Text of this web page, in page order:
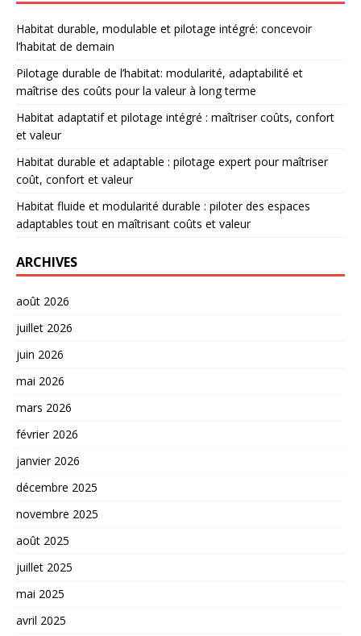
Habitat durable, modulable et pilotage intégré: concevoir
l’habitat de demain
Pilotage durable de l’habitat: modularité, adaptabilité et
maîtrise des coûts pour la valeur à long terme
Habitat adaptatif et pilotage intégré : maîtriser coûts, confort
et valeur
Habitat durable et adaptable : pilotage expert pour maîtriser
coût, confort et valeur
Habitat fluide et modularité durable : piloter des espaces
adaptables tout en maîtrisant coûts et valeur
ARCHIVES
août 2026
juillet 2026
juin 2026
mai 2026
mars 2026
février 2026
janvier 2026
décembre 2025
novembre 2025
août 2025
juillet 2025
mai 2025
avril 2025